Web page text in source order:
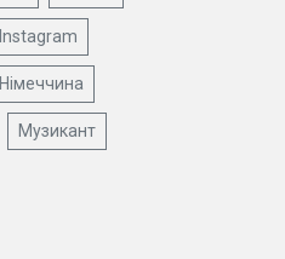
Instagram
Німеччина
Музикант